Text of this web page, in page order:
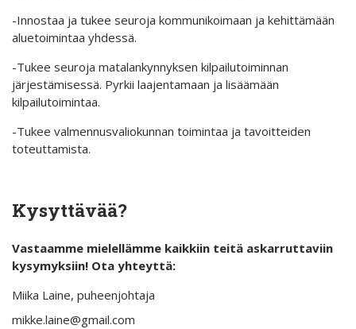
-Innostaa ja tukee seuroja kommunikoimaan ja kehittämään
aluetoimintaa yhdessä.
-Tukee seuroja matalankynnyksen kilpailutoiminnan
järjestämisessä. Pyrkii laajentamaan ja lisäämään
kilpailutoimintaa.
-Tukee valmennusvaliokunnan toimintaa ja tavoitteiden
toteuttamista.
Kysyttävää?
Vastaamme mielellämme kaikkiin teitä askarruttaviin
kysymyksiin! Ota yhteyttä:
Miika Laine, puheenjohtaja
mikke.laine@gmail.com